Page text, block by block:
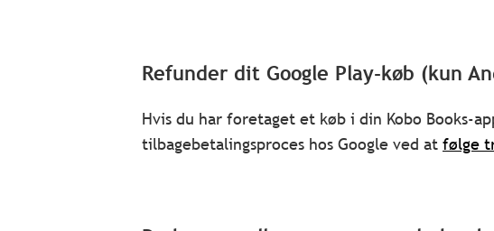
Refunder dit Google Play-køb (kun
Hvis du har foretaget et køb i din Kobo Books-
tilbagebetalingsproces hos Google ved at følge